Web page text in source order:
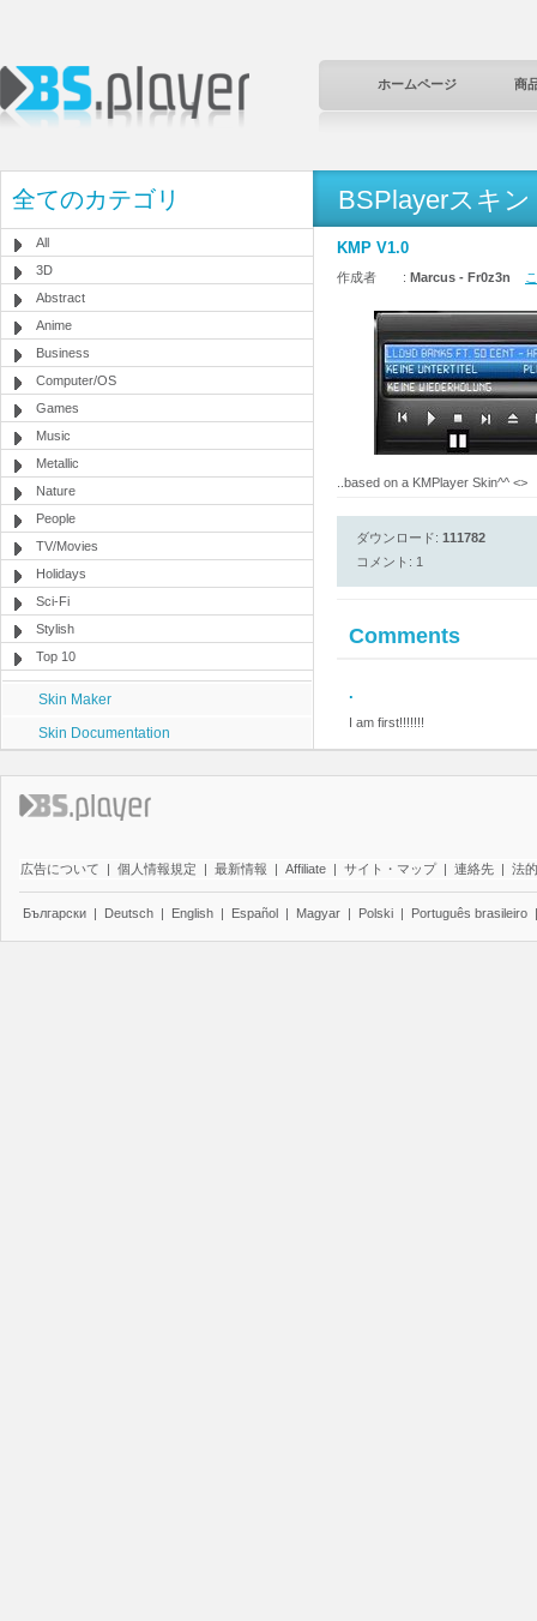
ホームページ 商
全てのカテゴリ
All
3D
Abstract
Anime
Business
Computer/OS
Games
Music
Metallic
Nature
People
TV/Movies
Holidays
Sci-Fi
Stylish
Top 10
Skin Maker
Skin Documentation
BSPlayerスキン
KMP V1.0
作成者 : Marcus - Fr0z3n
..based on a KMPlayer Skin^^ <>
ダウンロード: 111782
コメント: 1
Comments
.
I am first!!!!!!!
広告について | 個人情報規定 | 最新情報 | Affiliate | サイト・マップ | 連絡先 | 法
Български | Deutsch | English | Español | Magyar | Polski | Português brasileiro